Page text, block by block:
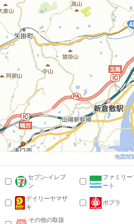
地図閲
セブン-イレブ
ン
ファミリー
ート
デイリーヤマザ
キ
ポプラ
その他の取扱